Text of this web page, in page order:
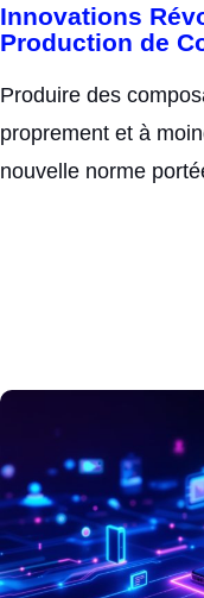
Innovations
Production de
Produire des
proprement et à
nouvelle norme